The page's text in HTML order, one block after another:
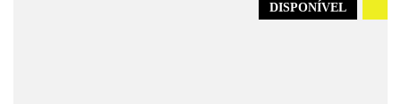
DISPONÍVEL